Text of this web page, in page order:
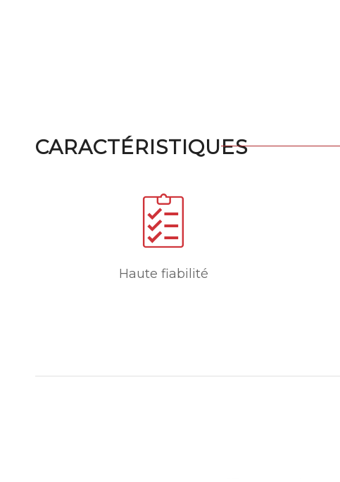
CARACTÉRISTIQUES
Haute fiabilité